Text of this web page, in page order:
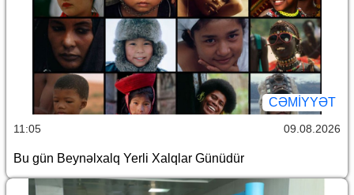
CƏMİYYƏT
11:05 09.08.2026
Bu gün Beynəlxalq Yerli Xalqlar Günüdür